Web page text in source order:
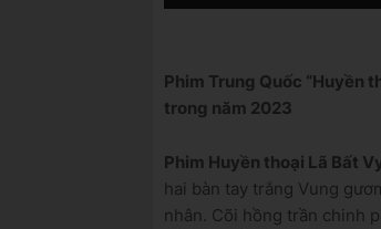
Phim Trung Quốc “Huyền
trong năm 2023
Phim Huyền thoại Lã Bất
hai bàn tay trắng Vung
nhân. Cõi hồng trần chinh